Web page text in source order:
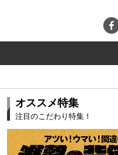
オススメ特集
注目のこだわり特集！